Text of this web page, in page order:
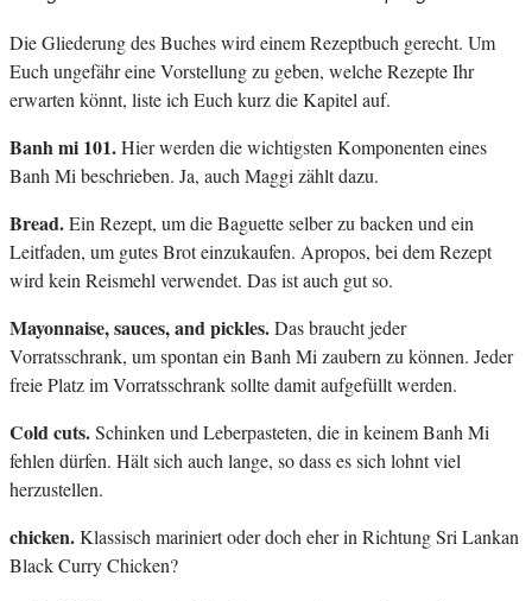
Die Gliederung des Buches wird einem Rezeptbuch gerecht. Um
Euch ungefähr eine Vorstellung zu geben, welche Rezepte Ihr
erwarten könnt, liste ich Euch kurz die Kapitel auf.
Banh mi 101.Hier werden die wichtigsten Komponenten eines
Banh Mi beschrieben. Ja, auch Maggi zählt dazu.
Bread.Ein Rezept, um die Baguette selber zu backen und ein
Leitfaden, um gutes Brot einzukaufen. Apropos, bei dem Rezept
wird kein Reismehl verwendet. Das ist auch gut so.
Mayonnaise, sauces, and pickles.Das braucht jeder
Vorratsschrank, um spontan ein Banh Mi zaubern zu können. Jeder
freie Platz im Vorratsschrank sollte damit aufgefüllt werden.
Cold cuts.Schinken und Leberpasteten, die in keinem Banh Mi
fehlen dürfen. Hält sich auch lange, so dass es sich lohnt viel
herzustellen.
chicken.Klassisch mariniert oder doch eher in Richtung Sri Lankan
Black Curry Chicken?